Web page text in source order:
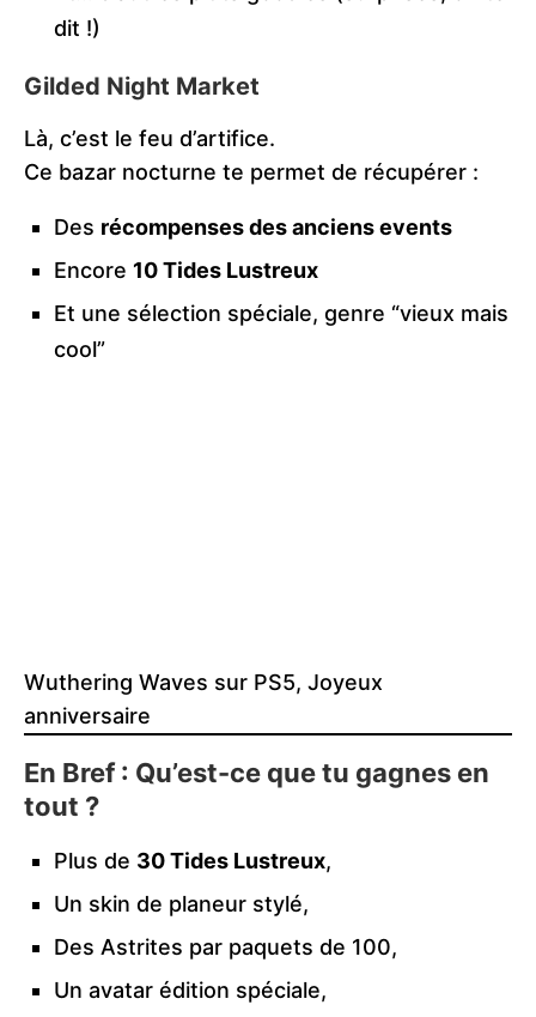
dit !)
Gilded Night Market
Là, c’est le feu d’artifice.
Ce bazar nocturne te permet de récupérer :
Des récompenses des anciens events
Encore 10 Tides Lustreux
Et une sélection spéciale, genre “vieux mais
cool”
Wuthering Waves sur PS5, Joyeux
anniversaire
En Bref : Qu’est-ce que tu gagnes en
tout ?
Plus de 30 Tides Lustreux,
Un skin de planeur stylé,
Des Astrites par paquets de 100,
Un avatar édition spéciale,